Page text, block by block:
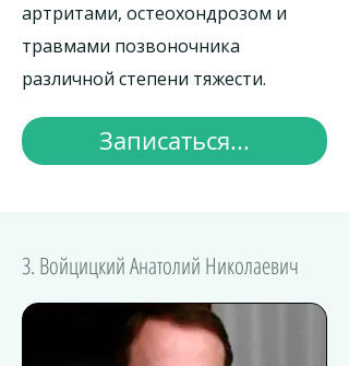
артритами, остеохондрозом и
травмами позвоночника
различной степени тяжести.
Записаться...
3. Войцицкий Анатолий Николаевич